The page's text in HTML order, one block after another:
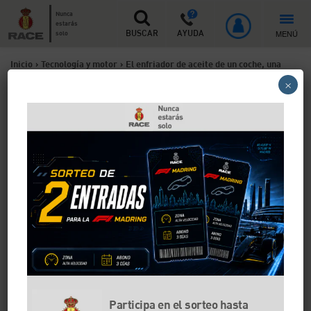
Nunca
estarás
solo
BUSCAR AYUDA MENÚ
Inicio > Tecnología y motor > El enfriador de aceite de un coche, una
El enfriador de aceite de un
coche, una de las claves para
que el motor no gripe
Gracias al enfriador de aceite, este líquido lubricante
puede enfriarse antes de que vuelva a entrar al
motor. Es un pequeño radiador que se suele
encontrar dentro del bloque motor o junto al radiador
del coche y su función es clave para que el propulsor
no se sobrecaliente.
Participa en el sorteo hasta
×